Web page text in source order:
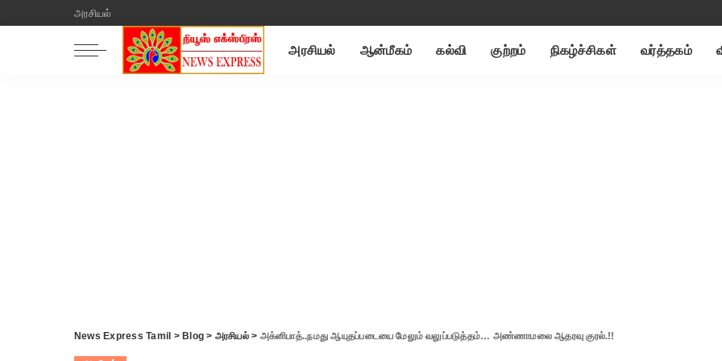
அரசியல்
அரசியல் ஆன்மீகம் கல்வி குற்றம் நிகழ்ச்சிகள் வர்த்தகம்
News Express Tamil > Blog > அரசியல்> அக்னிபாத்..நமது ஆயுதப்படையை மேலும் வலுப்படுத்தம்… அண்ணாமலை ஆதரவு குரல்.!!